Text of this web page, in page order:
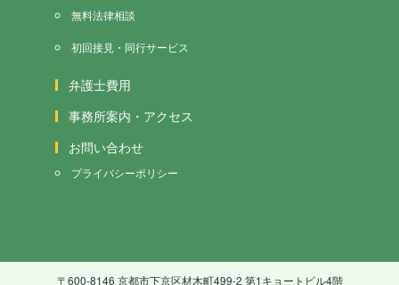
無料法律相談
初回接見・同行サービス
弁護士費用
事務所案内・アクセス
お問い合わせ
プライバシーポリシー
〒600-8146 京都市下京区材木町499-2 第1キョートビル4階